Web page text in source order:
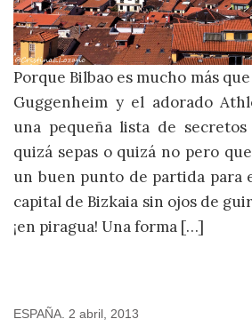
Porque Bilbao es mucho más
Guggenheim y el adorado
una pequeña lista de
quizá sepas o quizá no pero
un buen punto de partida para
capital de Bizkaia sin ojos de
¡en piragua! Una forma […]
ESPAÑA 2 abril, 2013